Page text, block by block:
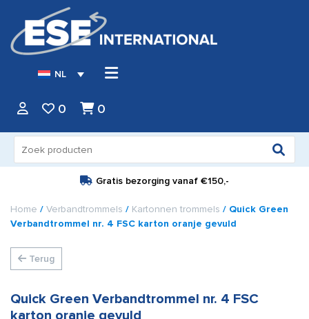
NL
0 0
naar:
Gratis bezorging vanaf €150,-
Home / Verbandtrommels / Kartonnen trommels / Quick Green
Verbandtrommel nr. 4 FSC karton oranje gevuld
Terug
Quick Green Verbandtrommel nr. 4 FSC
karton oranje gevuld